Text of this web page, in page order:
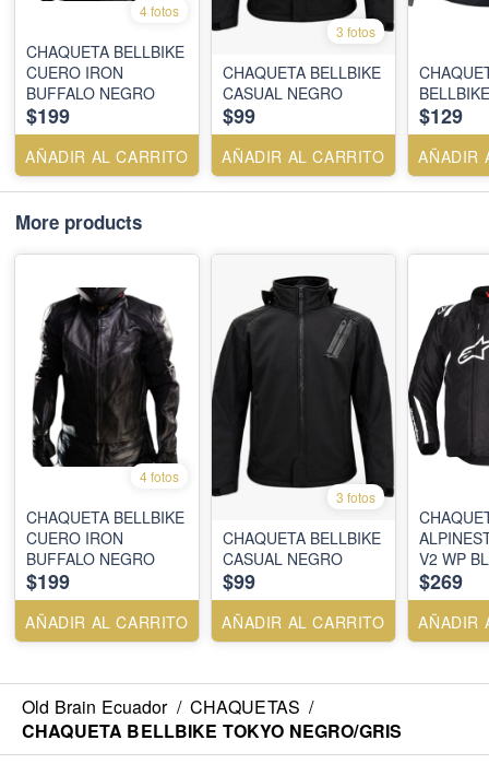
4 fotos
CHAQUETA BELLBIKE
CUERO IRON
BUFFALO NEGRO
$199
AÑADIR AL CARRITO
3 fotos
CHAQUETA BELLBIKE
CASUAL NEGRO
$99
AÑADIR AL CARRITO
$129
AÑADIR
More products
4 fotos
CHAQUETA BELLBIKE
CUERO IRON
BUFFALO NEGRO
$199
AÑADIR AL CARRITO
3 fotos
CHAQUETA BELLBIKE
CASUAL NEGRO
$99
AÑADIR AL CARRITO
V2 WP
$269
AÑADIR
Old Brain Ecuador / CHAQUETAS /
CHAQUETA BELLBIKE TOKYO NEGRO/GRIS